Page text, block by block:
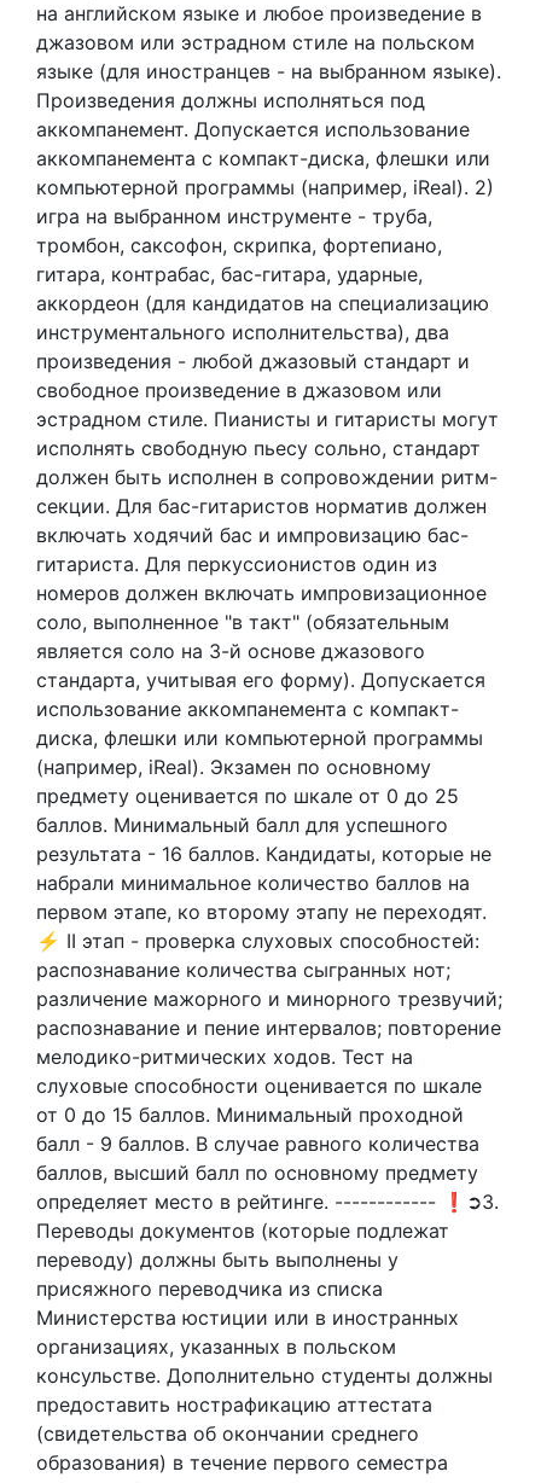
на английском языке и любое произведение в
джазовом или эстрадном стиле на польском
языке (для иностранцев - на выбранном языке).
Произведения должны исполняться под
аккомпанемент. Допускается использование
аккомпанемента с компакт-диска, флешки или
компьютерной программы (например, iReal). 2)
игра на выбранном инструменте - труба,
тромбон, саксофон, скрипка, фортепиано,
гитара, контрабас, бас-гитара, ударные,
аккордеон (для кандидатов на специализацию
инструментального исполнительства), два
произведения - любой джазовый стандарт и
свободное произведение в джазовом или
эстрадном стиле. Пианисты и гитаристы могут
исполнять свободную пьесу сольно, стандарт
должен быть исполнен в сопровождении ритм-
секции. Для бас-гитаристов норматив должен
включать ходячий бас и импровизацию бас-
гитариста. Для перкуссионистов один из
номеров должен включать импровизационное
соло, выполненное "в такт" (обязательным
является соло на 3-й основе джазового
стандарта, учитывая его форму). Допускается
использование аккомпанемента с компакт-
диска, флешки или компьютерной программы
(например, iReal). Экзамен по основному
предмету оценивается по шкале от 0 до 25
баллов. Минимальный балл для успешного
результата - 16 баллов. Кандидаты, которые не
набрали минимальное количество баллов на
первом этапе, ко второму этапу не переходят.
⚡ II этап - проверка слуховых способностей:
распознавание количества сыгранных нот;
различение мажорного и минорного трезвучий;
распознавание и пение интервалов; повторение
мелодико-ритмических ходов. Тест на
слуховые способности оценивается по шкале
от 0 до 15 баллов. Минимальный проходной
балл - 9 баллов. В случае равного количества
баллов, высший балл по основному предмету
определяет место в рейтинге. ------------ ❗➲3.
Переводы документов (которые подлежат
переводу) должны быть выполнены у
присяжного переводчика из списка
Министерства юстиции или в иностранных
организациях, указанных в польском
консульстве. Дополнительно студенты должны
предоставить нострафикацию аттестата
(свидетельства об окончании среднего
образования) в течение первого семестра